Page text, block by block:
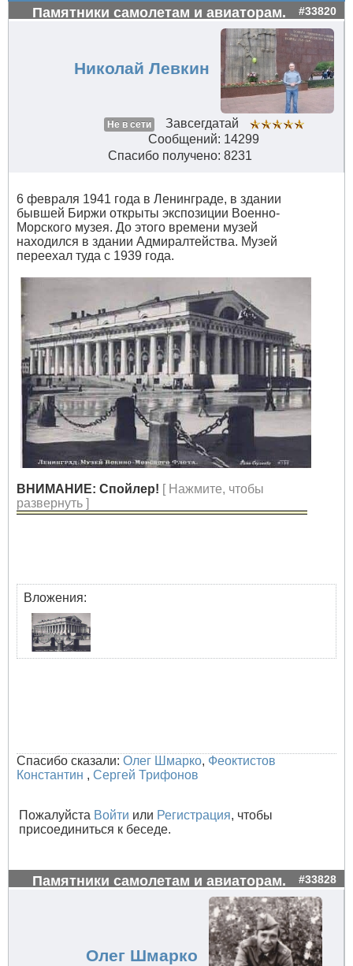
Памятники самолетам и авиаторам. #33820
Николай Левкин
Не в сети
Завсегдатай
Сообщений: 14299
Спасибо получено: 8231
6 февраля 1941 года в Ленинграде, в здании
бывшей Биржи открыты экспозиции Военно-
Морского музея. До этого времени музей
находился в здании Адмиралтейства. Музей
переехал туда с 1939 года.
ВНИМАНИЕ: Спойлер! [ Нажмите, чтобы
развернуть ]
Вложения:
Спасибо сказали: Олег Шмарко, Феоктистов
Константин , Сергей Трифонов
Пожалуйста Войти или Регистрация, чтобы
присоединиться к беседе.
Памятники самолетам и авиаторам. #33828
Олег Шмарко